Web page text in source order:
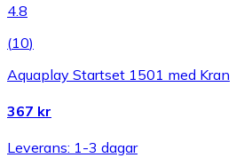
4.8
(10)
Aquaplay Startset 1501 med Kran
367 kr
Leverans: 1-3 dagar